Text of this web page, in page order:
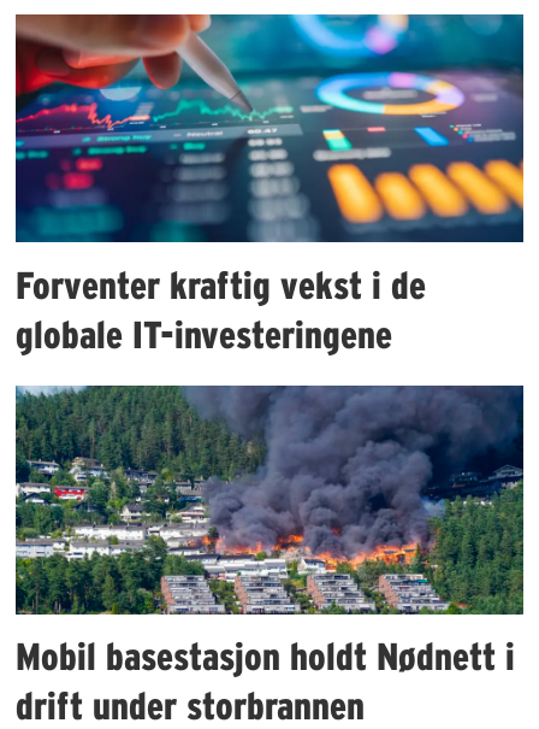
Forventer kraftig vekst i de
globale IT-investeringene
Mobil basestasjon holdt Nødnett i
drift under storbrannen